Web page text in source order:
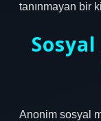
tanınmayan bir
Anonim sosyal